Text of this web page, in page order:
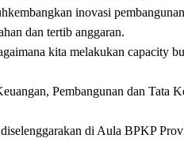
inovasi
dan tertib anggaran.
kita melakukan
Pembangunan dan
di Aula BPKP